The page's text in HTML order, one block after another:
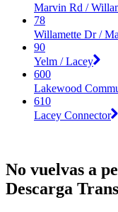
Marvin Rd /
78
Willamette Dr /
90
Yelm / Lacey
600
Lakewood
610
Lacey Connector
No vuelvas a
Descarga